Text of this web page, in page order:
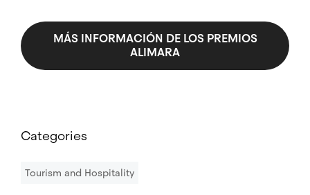
MÁS INFORMACIÓN DE LOS PREMIOS
ALIMARA
Categories
Tourism and Hospitality